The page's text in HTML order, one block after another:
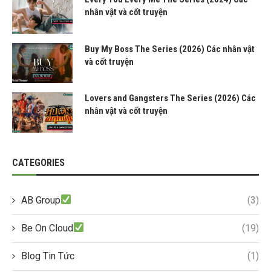
nhân vật và cốt truyện
Buy My Boss The Series (2026) Các nhân vật
và cốt truyện
Lovers and Gangsters The Series (2026) Các
nhân vật và cốt truyện
CATEGORIES
AB Group (3)
Be On Cloud (19)
Blog Tin Tức (1)